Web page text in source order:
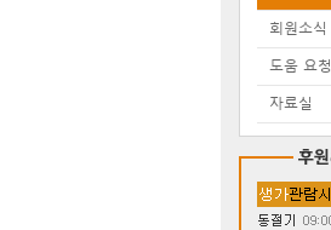
회원소식
도움 요청
자료실